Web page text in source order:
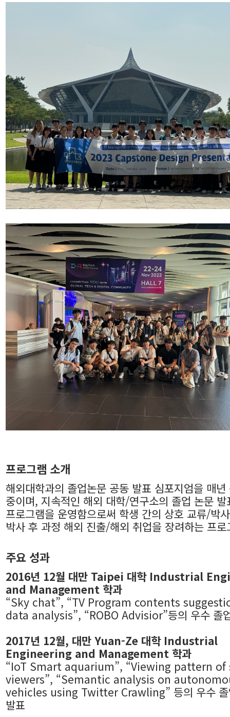
프로그램 소개
해외대학과의 졸업논문 공동 발표 심포지엄을 매년
중이며, 지속적인 해외 대학/연구소의 졸업 논문 발
프로그램을 운영함으로써 학생 간의 상호 교류/박
박사 후 과정 해외 진출/해외 취업을 장려하는 프
주요 성과
2016년 12월 대만 Taipei 대학 Industrial
and Management 학과
“Sky chat”, “TV Program contents
data analysis”, “ROBO Advisior”등의 우수 졸
2017년 12월, 대만 Yuan-Ze 대학 Industrial
Engineering and Management 학과
“IoT Smart aquarium”, “Viewing pattern
viewers”, “Semantic analysis on
vehicles using Twitter Crawling” 등의 우수 졸
발표